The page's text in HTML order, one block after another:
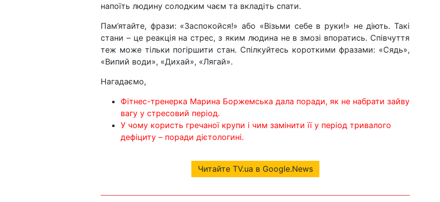
напоїть людину солодким чаєм та вкладіть спати.
Пам’ятайте, фрази: «Заспокойся!» або «Візьми себе в руки!» не діють. Такі
стани – це реакція на стрес, з яким людина не в змозі впоратись. Співчуття
теж може тільки погіршити стан. Спілкуйтесь короткими фразами: «Сядь»,
«Випий води», «Дихай», «Лягай».
Нагадаємо,
Фітнес-тренерка Марина Боржемська дала поради, як не набрати зайву
вагу у стресовий період.
У чому користь гречаної крупи і чим замінити її у період тривалого
дефіциту – поради дієтологині.
Читайте TV.ua в Google.News